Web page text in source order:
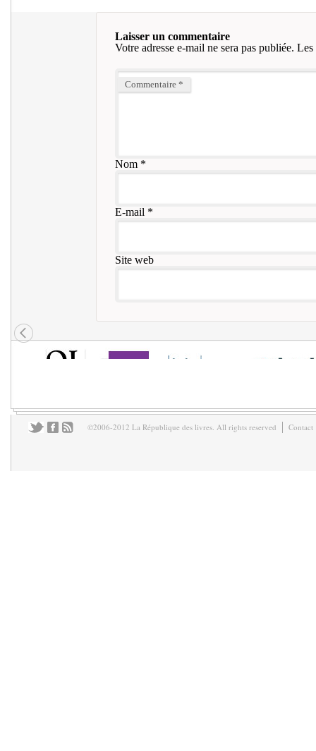
Laisser un commentaire
Votre adresse e-mail ne sera pas publiée. Les
Commentaire *
Nom*
E-mail *
Site web
©2006-2012 La République des livres. All rights reserved Contact